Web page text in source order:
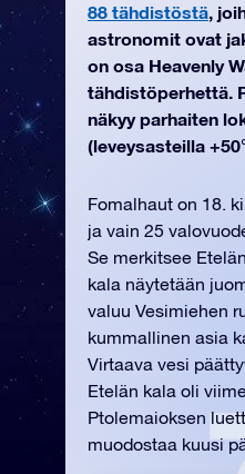
88 tähdistöstä,
astronomit ovat
on osa Heavenly
tähdistöperhettä.
näkyy parhaiten
(leveysasteilla
Fomalhaut on 18.
ja vain 25
Se merkitsee
kala näytetään
valuu Vesimiehen
kummallinen asia
Virtaava vesi
Etelän kala oli
Ptolemaioksen
muodostaa kuusi